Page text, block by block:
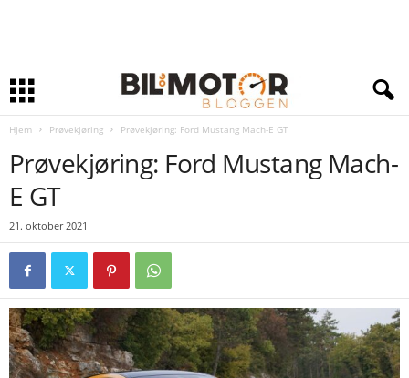
Hjem Prøvekjøring Prøvekjøring: Ford Mustang Mach-E GT
Prøvekjøring: Ford Mustang Mach-
E GT
21. oktober 2021